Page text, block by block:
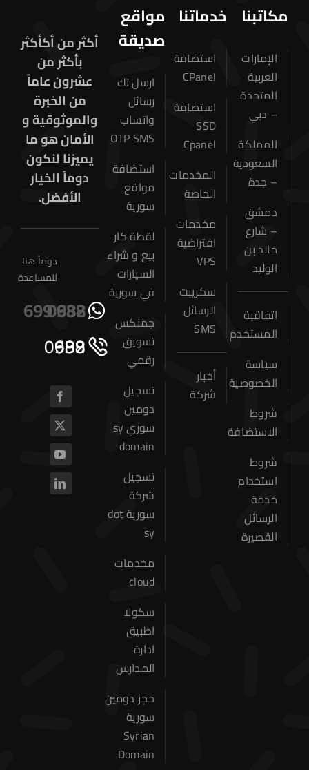
مكاتبنا
الإمارات
العربية
المتحدة
– دبي
المملكة
السعودية
– جدة
دمشق
– شارع
خالد بن
الوليد
اتفاقية
المستخدم
سياسة
الخصوصية
شروط
الاستضافة
شروط
استخدام
خدمة
الرسائل
القصيرة
خدماتنا
استضافة
CPanel
استضافة
SSD
Cpanel
المخدمات
الخاصة
مخدمات
افتراضية
VPS
سكريبت
الرسائل
SMS
أخبار
شركة
مواقع
صديقة
ارسل تك
رسائل
واتساب
OTP SMS
استضافة
مواقع
سورية
لقطة كار
بيع و شراء
السيارات
في سورية
جمنكس
تسويق
رقمي
تسجيل
دومين
سوري sy
domain
تسجيل
شركة
سورية dot
sy
مخدمات
cloud
سكولا
اطبيق
ادارة
المدارس
حجز دومين
سورية
Syrian
Domain
أكثر من أكأكثر
بأكثر من
عشرون عاماً
من الخبرة
والموثوقية و
الأمان هو ما
يميزنا لنكون
دوماً الخيار
الأفضل.
دوماً هنا
للمساعدة
0932 699 688
0932 699 688
حجز دومين
استضافة المواقع
عن الشركة